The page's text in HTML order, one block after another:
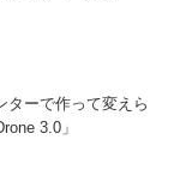
ターで作って変えら
3.0」